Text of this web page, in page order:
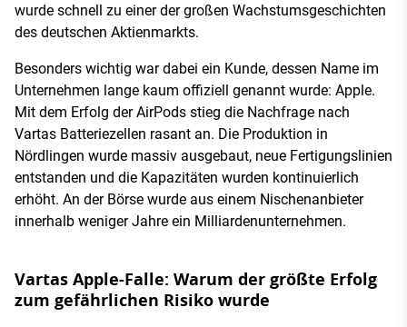
wurde schnell zu einer der großen Wachstumsgeschichten
des deutschen Aktienmarkts.
Besonders wichtig war dabei ein Kunde, dessen Name im
Unternehmen lange kaum offiziell genannt wurde: Apple.
Mit dem Erfolg der AirPods stieg die Nachfrage nach
Vartas Batteriezellen rasant an. Die Produktion in
Nördlingen wurde massiv ausgebaut, neue Fertigungslinien
entstanden und die Kapazitäten wurden kontinuierlich
erhöht. An der Börse wurde aus einem Nischenanbieter
innerhalb weniger Jahre ein Milliardenunternehmen.
Vartas Apple-Falle: Warum der größte Erfolg
zum gefährlichen Risiko wurde